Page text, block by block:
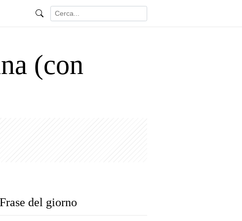
(con
Frase del giorno